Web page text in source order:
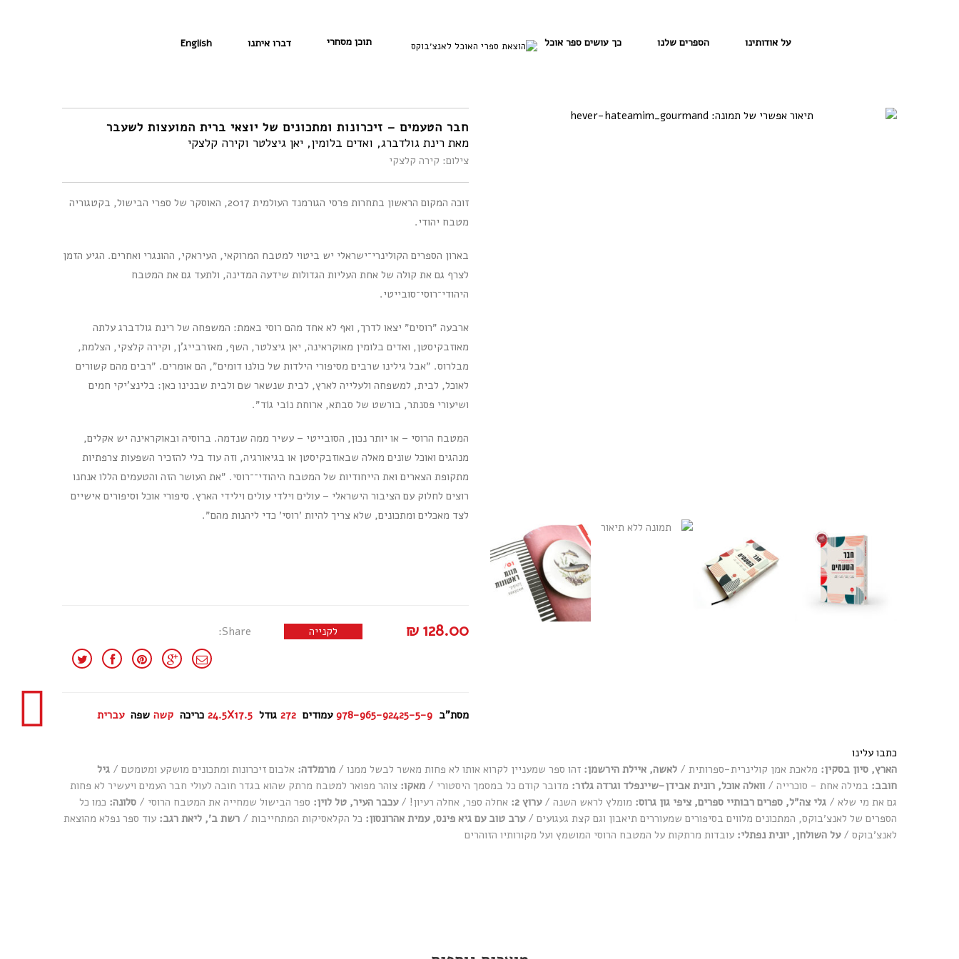
על אודותינו הספרים שלנו כך עושים ספר אוכל תוכן מסחרי דברו איתנו English
חבר הטעמים – זיכרונות ומתכונים של יוצאי ברית המועצות לשעבר
מאת רינת גולדברג, ואדים בלומין, יאן גיצלטר וקירה קלצקי
צילום: קירה קלצקי
זוכה המקום הראשון בתחרות פרסי הגורמנד העולמית 2017, האוסקר של ספרי הבישול, בקטגוריה
מטבח יהודי.
בארון הספרים הקולינרי־ישראלי יש ביטוי למטבח המרוקאי, העיראקי, ההונגרי ואחרים. הגיע הזמן
לצרף גם את קולה של אחת העליות הגדולות שידעה המדינה, ולתעד גם את המטבח
היהודי־רוסי־סובייטי.
ארבעה ״רוסים״ יצאו לדרך, ואף לא אחד מהם רוסי באמת: המשפחה של רינת גולדברג עלתה
מאוזבקיסטן, ואדים בלומין מאוקראינה, יאן גיצלטר, השף, מאזרבייג'ן, וקירה קלצקי, הצלמת,
מבלרוס. ״אבל גילינו שרבים מסיפורי הילדות של כולנו דומים״, הם אומרים. ״רבים מהם קשורים
לאוכל, לבית, למשפחה ולעלייה לארץ, לבית שנשאר שם ולבית שבנינו כאן: בלינצ'יקי חמים
ושיעורי פסנתר, בורשט של סבתא, ארוחת נוֹבי גוֹד״.
המטבח הרוסי – או יותר נכון, הסובייטי – עשיר ממה שנדמה. ברוסיה ובאוקראינה יש אקלים,
מנהגים ואוכל שונים מאלה שבאוזבקיסטן או בגיאורגיה, וזה עוד בלי להזכיר השפעות צרפתיות
מתקופת הצארים ואת הייחודיות של המטבח היהודי־־רוסי. ״את העושר הזה והטעמים הללו אנחנו
רוצים לחלוק עם הציבור הישראלי – עולים וילדי עולים וילידי הארץ. סיפורי אוכל וסיפורים אישיים
לצד מאכלים ומתכונים, שלא צריך להיות ׳רוסי׳ כדי ליהנות מהם״.
₪ 128.00 לקנייה Share:
מסת"ב 978-965-92425-5-9 עמודים 272 גודל 24.5X17.5 כריכה קשה שפה עברית
כתבו עלינו
הארץ, סיון בסקין: מלאכת אמן קולינרית-ספרותית / לאשה, איילת הירשמן: זהו ספר שמעניין לקרוא אותו לא פחות מאשר לבשל ממנו / מרמלדה: אלבום זיכרונות ומתכונים מושקע ומטמטם / גיל
חובב: במילה אחת - סוכרייה / וואלה אוכל, רונית אבידן-שיינפלד וגרדה גלזר: מדובר קודם כל במסמך היסטורי / מאקו: צוהר מפואר למטבח מרתק שהוא בגדר חובה לעולי חבר העמים ויעשיר לא פחות
גם את מי שלא / גלי צה״ל, ספרים רבותיי ספרים, ציפי גון גרוס: מומלץ לראש השנה /ערוץ 2: אחלה ספר, אחלה רעיון! /עכבר העיר, טל לוין: ספר הבישול שמחייה את המטבח הרוסי / סלונה: כמו כל
הספרים של לאנצ׳בוקס, המתכונים מלווים בסיפורים שמעוררים תיאבון וגם קצת געגועים /ערב טוב עם גיא פינס, עמית אהרונסון: כל הקלאסיקות המתחייבות / רשת ב׳, ליאת רגב: עוד ספר נפלא מהוצאת
לאנצ׳בוקס /על השולחן, יונית נפתלי: עובדות מרתקות על המטבח הרוסי המושמץ ועל מקורותיו הזוהרים